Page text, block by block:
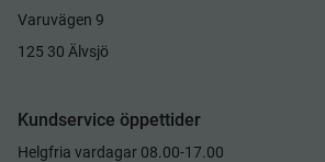
Varuvägen 9
125 30 Älvsjö
Kundservice öppettider
Helgfria vardagar 08.00-17.00